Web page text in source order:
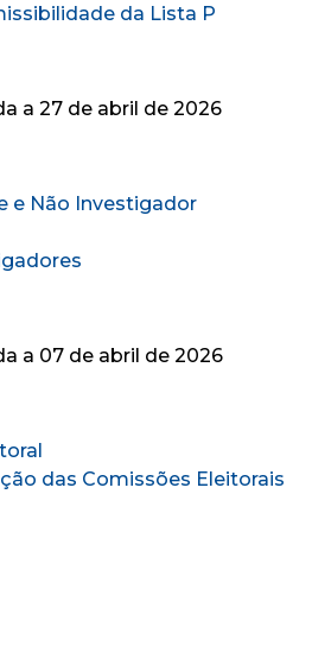
da Lista P
a 27 de abril de 2026
e Não Investigador
a 07 de abril de 2026
das Comissões Eleitorais